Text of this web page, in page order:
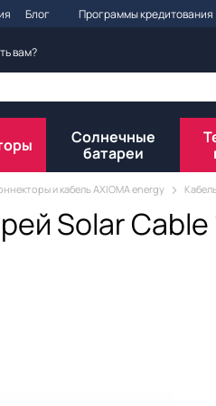
Блог Программы кредитования
вам?
Солнечные
батареи
и кабель AXIOMA energy
Solar